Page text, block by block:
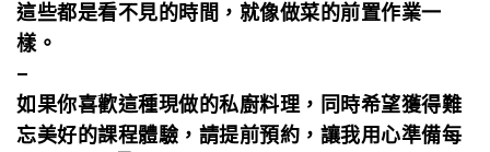
這些都是看不見的時間，就像做菜的前置作業一
樣。
–
如果你喜歡這種現做的私廚料理，同時希望獲得難
忘美好的課程體驗，請提前預約，讓我用心準備每